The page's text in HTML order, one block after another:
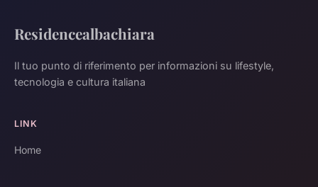
Residencealbachiara
Il tuo punto di riferimento per informazioni su lifestyle,
tecnologia e cultura italiana
LINK
Home